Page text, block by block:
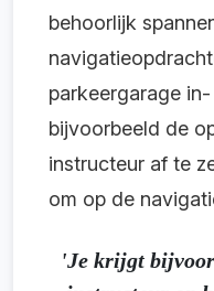
behoorlijk
parkeergarage
bijvoorbeeld de
instructeur af te
om op de
'Je krijgt